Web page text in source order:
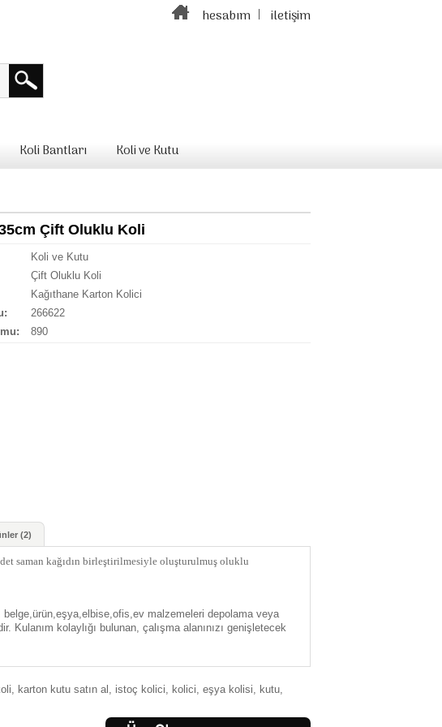
hesabım iletişim
Koli Bantları Koli ve Kutu
Çift Oluklu Koli
Koli ve Kutu
Çift Oluklu Koli
Kağıthane Karton Kolici
266622
890
(2)
saman kağıdın birleştirilmesiyle oluşturulmuş oluklu
malzemeleri depolama veya
kolaylığı bulunan, çalışma alanınızı genişletecek
, karton kutu satın al , istoç kolici, kolici, eşya kolisi, kutu,